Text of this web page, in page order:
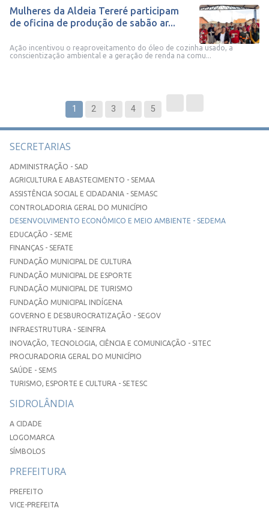
Mulheres da Aldeia Tereré participam
de oficina de produção de sabão ar...
Ação incentivou o reaproveitamento do óleo de cozinha usado, a
conscientização ambiental e a geração de renda na comu...
1 2 3 4 5
SECRETARIAS
ADMINISTRAÇÃO - SAD
AGRICULTURA E ABASTECIMENTO - SEMAA
ASSISTÊNCIA SOCIAL E CIDADANIA - SEMASC
CONTROLADORIA GERAL DO MUNICÍPIO
DESENVOLVIMENTO ECONÔMICO E MEIO AMBIENTE - SEDEMA
EDUCAÇÃO - SEME
FINANÇAS - SEFATE
FUNDAÇÃO MUNICIPAL DE CULTURA
FUNDAÇÃO MUNICIPAL DE ESPORTE
FUNDAÇÃO MUNICIPAL DE TURISMO
FUNDAÇÃO MUNICIPAL INDÍGENA
GOVERNO E DESBUROCRATIZAÇÃO - SEGOV
INFRAESTRUTURA - SEINFRA
INOVAÇÃO, TECNOLOGIA, CIÊNCIA E COMUNICAÇÃO - SITEC
PROCURADORIA GERAL DO MUNICÍPIO
SAÚDE - SEMS
TURISMO, ESPORTE E CULTURA - SETESC
SIDROLÂNDIA
A CIDADE
LOGOMARCA
SÍMBOLOS
PREFEITURA
PREFEITO
VICE-PREFEITA